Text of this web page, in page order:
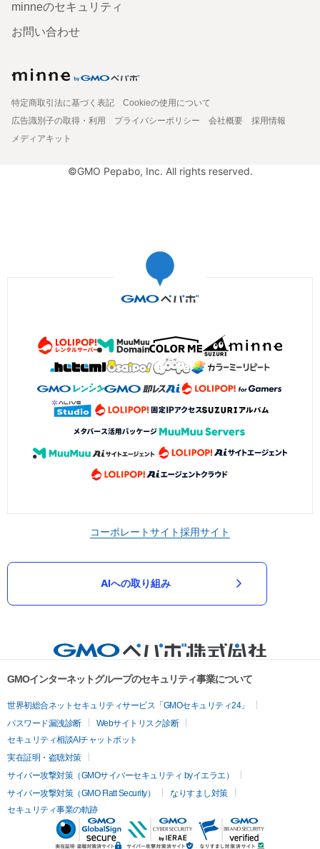
minneのセキュリティ
お問い合わせ
特定商取引法に基づく表記
Cookieの使用について
広告識別子の取得・利用
プライバシーポリシー 会社概要
採用情報
メディアキット
©GMO Pepabo, Inc. All rights reserved.
コーポレートサイト採用サイト
AIへの取り組み
GMOインターネットグループのセキュリティ事業について
世界初総合ネットセキュリティサービス「GMOセキュリティ24」
パスワード漏洩診断
Webサイトリスク診断
セキュリティ相談AIチャットボット
実在証明・盗聴対策
サイバー攻撃対策（GMOサイバーセキュリティ byイエラエ）
サイバー攻撃対策（GMO Flatt Security）
なりすまし対策
セキュリティ事業の軌跡